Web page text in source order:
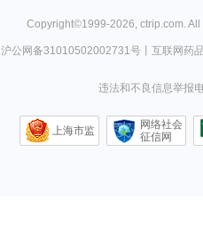
Copyright©1999-2026 ctrip.com .
沪公网备31010502002731号丨 互联网药
违法和不良信息举报
上海市监
网络社会
征信网